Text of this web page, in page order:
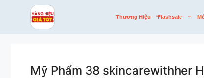
Thương Hiệu *flashsale
Mỹ Phẩm 38 skincarewithher